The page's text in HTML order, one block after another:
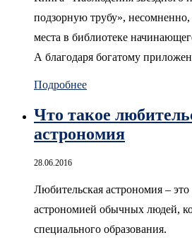
подзорную трубу», несомненно,
места в библиотеке
А благодаря богатому
Подробнее
Что такое
астрономия
28.06.2016
Любительская астрономия – это
астрономией обычных людей,
специального образования.